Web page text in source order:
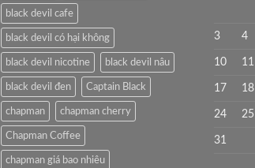
black devil cafe
black devil có hại không
black devil nicotine black devil nâu
black devil đen Captain Black
chapman chapman cherry
Chapman Coffee
chapman giá bao nhiêu
3 4
10 11
17 18
24 25
31